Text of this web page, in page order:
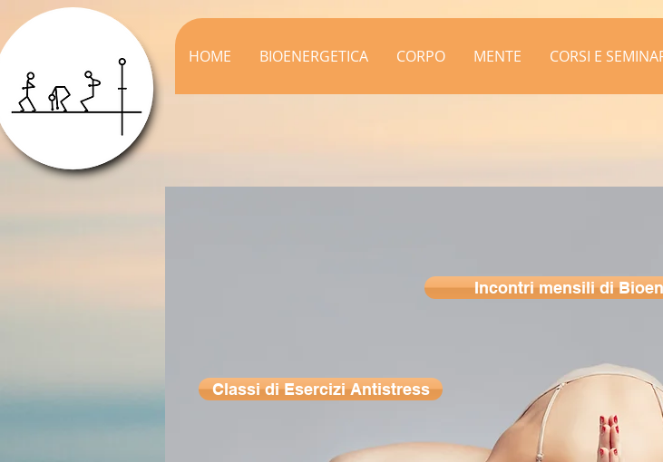
HOME BIOENERGETICA CORPO MENTE CORSI E
Classi di Esercizi Antistress
Incontri mensili di